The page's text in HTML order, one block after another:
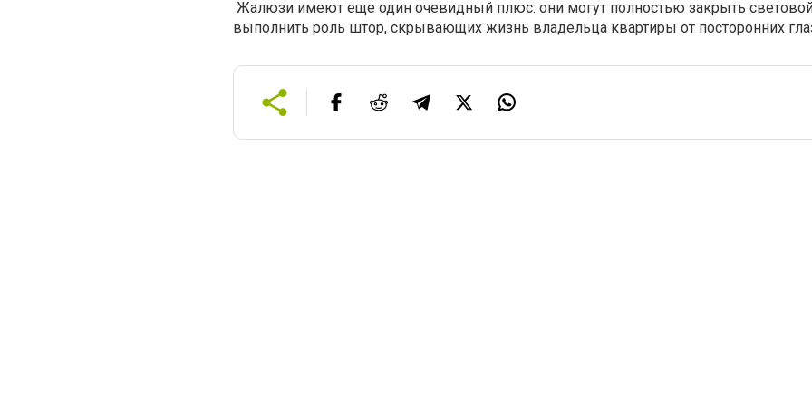
Жалюзи имеют еще один очевидный плюс: они могут полностью закрыть
выполнить роль штор, скрывающих жизнь владельца квартиры от посторонних